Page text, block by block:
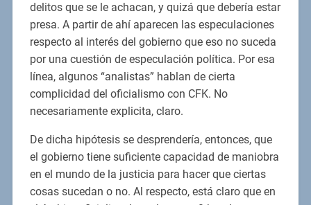
delitos que se le achacan, y quizá que debería estar
presa. A partir de ahí aparecen las especulaciones
respecto al interés del gobierno que eso no suceda
por una cuestión de especulación política. Por esa
línea, algunos “analistas” hablan de cierta
complicidad del oficialismo con CFK. No
necesariamente explicita, claro.
De dicha hipótesis se desprendería, entonces, que
el gobierno tiene suficiente capacidad de maniobra
en el mundo de la justicia para hacer que ciertas
cosas sucedan o no. Al respecto, está claro que en